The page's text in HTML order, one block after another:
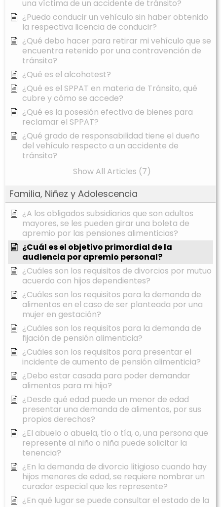
una víctima de un accidente de tránsito?
¿Puedo conducir un vehículo sin haber obtenido
la respectiva licencia de conducir?
¿Qué debo hacer para retirar mi vehículo que se
encuentra retenido por una contravención de
tránsito?
¿Qué es el alcohotest?
¿Qué es el SPPAT en materia de Tránsito, qué
cubre y cómo se accede?
¿Qué es la posesión efectiva de bienes para
reclamar el SPPAT?
¿Qué grado de responsabilidad tiene el dueño
del vehículo respecto a un accidente de
tránsito?
Show All Articles (7)
Familia, Niñez y Adolescencia
¿A los obligados subsidiarios que son adultos
mayores, se les pueden girar una boleta de
apremio por las pensiones alimenticias?
¿Cuál es el objetivo primordial de la
audiencia por apremio personal?
¿Cuáles son los requisitos de divorcios por mutuo
acuerdo con hijos dependientes?
¿Cuáles son los requisitos para la demanda de
alimentos en el caso de ser planteada por una
mujer en gestación?
¿Cuáles son los requisitos para la demanda de
fijación de pensión alimenticia?
¿Cuáles son los requisitos para presentar el
incidente de aumento de pensión alimenticia?
¿Debo estar casada para poder demandar
alimentos para mi hijo?
¿Desde qué edad puede un menor de edad
presentar una demanda de alimentos, por sus
propios derechos?
¿El abuelo o abuela, tío o tía, o, una persona que
represente al niño o niña puede solicitar la
tenencia?
¿En la demanda de divorcio litigioso cuando hay
hijos menores de edad, se requiere nombrar un
curador especial que les represente?
¿En qué lugar se puede consultar el estado de la